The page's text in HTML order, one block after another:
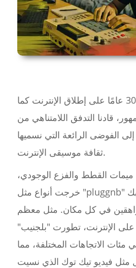
بعد مرور أكثر من 30 عامًا على إطلاق الإنترنت كما
قادنا التدفق اللامتناهي من
الفوضى الرائعة التي نسميها
ثقافة موسيقى الإنترنت.
القطط والفزع الوجودي،
خرجت أنواع مثل "pluggnb" من الحظيرة لتربك
في كل مكان. مثل معظم
على الإنترنت، تطورت "بلجنيب"
مئات الاتجاهات المختلفة، مما
مثل فيديو تيك توك الذي نسيت